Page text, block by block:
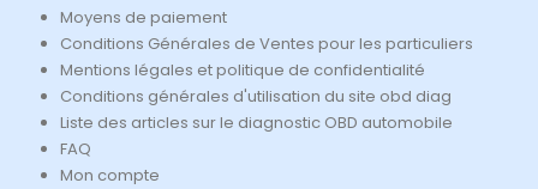
Moyens de paiement
Conditions Générales de Ventes pour les particuliers
Mentions légales et politique de confidentialité
Conditions générales d'utilisation du site obd diag
Liste des articles sur le diagnostic OBD automobile
FAQ
Mon compte